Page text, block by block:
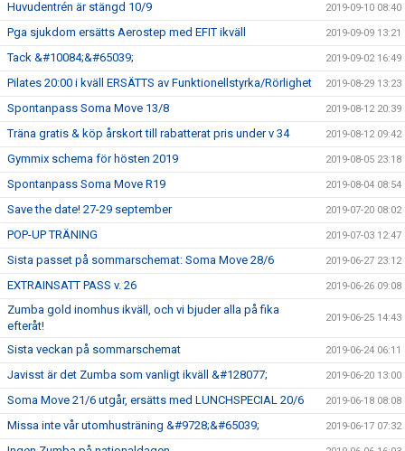
Huvudentrén är stängd 10/9 2019-09-10 08:40
Pga sjukdom ersätts Aerostep med EFIT ikväll 2019-09-09 13:21
Tack &#10084;&#65039; 2019-09-02 16:49
Pilates 20:00 i kväll ERSÄTTS av Funktionellstyrka/Rörlighet 2019-08-29 13:23
Spontanpass Soma Move 13/8 2019-08-12 20:39
Träna gratis & köp årskort till rabatterat pris under v 34 2019-08-12 09:42
Gymmix schema för hösten 2019 2019-08-05 23:18
Spontanpass Soma Move R19 2019-08-04 08:54
Save the date! 27-29 september 2019-07-20 08:02
POP-UP TRÄNING 2019-07-03 12:47
Sista passet på sommarschemat: Soma Move 28/6 2019-06-27 23:12
EXTRAINSATT PASS v. 26 2019-06-26 09:08
Zumba gold inomhus ikväll, och vi bjuder alla på fika
efteråt!
2019-06-25 14:43
Sista veckan på sommarschemat 2019-06-24 06:11
Javisst är det Zumba som vanligt ikväll &#128077; 2019-06-20 13:00
Soma Move 21/6 utgår, ersätts med LUNCHSPECIAL 20/6 2019-06-18 08:08
Missa inte vår utomhusträning &#9728;&#65039; 2019-06-17 07:32